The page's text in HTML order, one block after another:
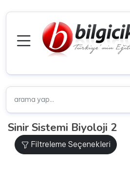
Sinir Sistemi Biyoloji 2
Filtreleme Seçenekleri